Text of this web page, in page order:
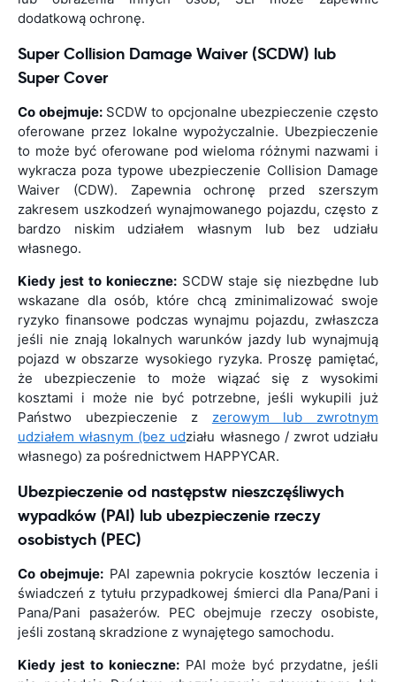
dodatkową ochronę.
Super Collision Damage Waiver (SCDW) lub
Super Cover
Co obejmuje:SCDW to opcjonalne ubezpieczenie często
oferowane przez lokalne wypożyczalnie. Ubezpieczenie
to może być oferowane pod wieloma różnymi nazwami i
wykracza poza typowe ubezpieczenie Collision Damage
Waiver (CDW). Zapewnia ochronę przed szerszym
zakresem uszkodzeń wynajmowanego pojazdu, często z
bardzo niskim udziałem własnym lub bez udziału
własnego.
Kiedy jest to konieczne: SCDW staje się niezbędne lub
wskazane dla osób, które chcą zminimalizować swoje
ryzyko finansowe podczas wynajmu pojazdu, zwłaszcza
jeśli nie znają lokalnych warunków jazdy lub wynajmują
pojazd w obszarze wysokiego ryzyka. Proszę pamiętać,
że ubezpieczenie to może wiązać się z wysokimi
kosztami i może nie być potrzebne, jeśli wykupili już
Państwo ubezpieczenie z zerowym lub zwrotnym
udziałem własnym (bez udziału własnego / zwrot udziału
własnego) za pośrednictwem HAPPYCAR.
Ubezpieczenie od następstw nieszczęśliwych
wypadków (PAI) lub ubezpieczenie rzeczy
osobistych (PEC)
Co obejmuje: PAI zapewnia pokrycie kosztów leczenia i
świadczeń z tytułu przypadkowej śmierci dla Pana/Pani i
Pana/Pani pasażerów. PEC obejmuje rzeczy osobiste,
jeśli zostaną skradzione z wynajętego samochodu.
Kiedy jest to konieczne:PAI może być przydatne, jeśli